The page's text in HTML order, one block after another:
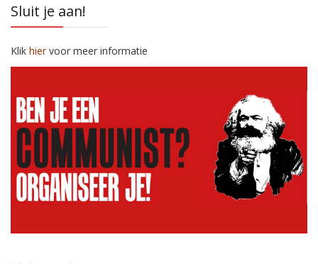
Sluit je aan!
Klik hiervoor meer informatie